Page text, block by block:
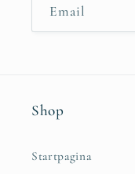
Email
Shop
Startpagina